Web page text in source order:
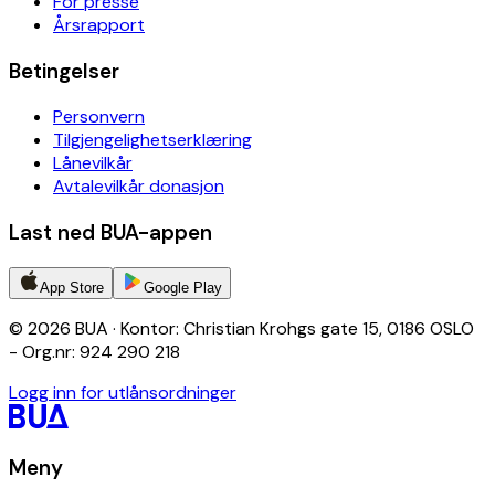
Årsrapport
Betingelser
Personvern
Tilgjengelighetserklæring
Lånevilkår
Avtalevilkår donasjon
Last ned BUA-appen
App Store Google Play
© 2026 BUA · Kontor: Christian Krohgs gate 15, 0186 OSLO
- Org.nr: 924 290 218
Logg inn for utlånsordninger
Meny